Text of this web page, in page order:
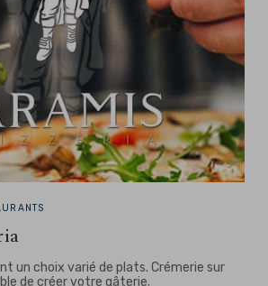
un choix varié de plats. Crémerie sur
de créer votre gâterie.